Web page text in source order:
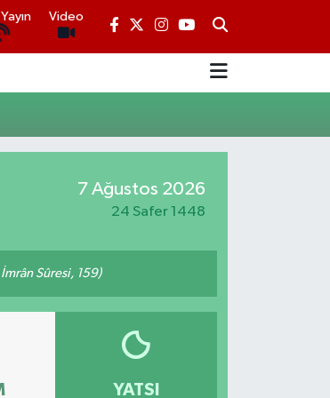
Video
7 Ağustos 2026
24 Safer 1448
Sûresi, 159)
YATSI